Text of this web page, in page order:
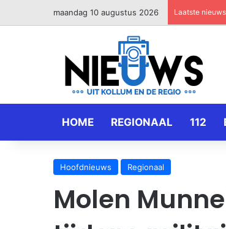
maandag 10 augustus 2026 Laatste nieuws
HOME REGIONAAL 112
Hoofdnieuws Regionaal
Molen